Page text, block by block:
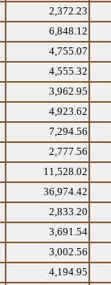
2,372.23
6,848.12
4,755.07
4,555.32
3,962.95
4,923.62
7,294.56
2,777.56
11,528.02
36,974.42
2,833.20
3,691.54
3,002.56
4,194.95